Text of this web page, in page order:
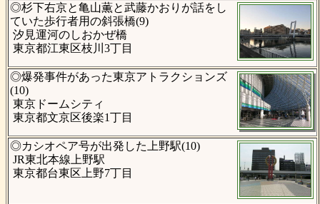
◎杉下右京と亀山薫と武藤かおりが話をし
ていた歩行者用の斜張橋(9)
汐見運河のしおかぜ橋
東京都江東区枝川3丁目
◎爆発事件があった東京アトラクションズ
(10)
東京ドームシティ
東京都文京区後楽1丁目
◎カシオペア号が出発した上野駅(10)
JR東北本線上野駅
東京都台東区上野7丁目